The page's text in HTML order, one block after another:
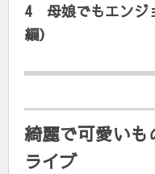
4 母娘でもエンジ
編）
綺麗で可愛い
ライブ